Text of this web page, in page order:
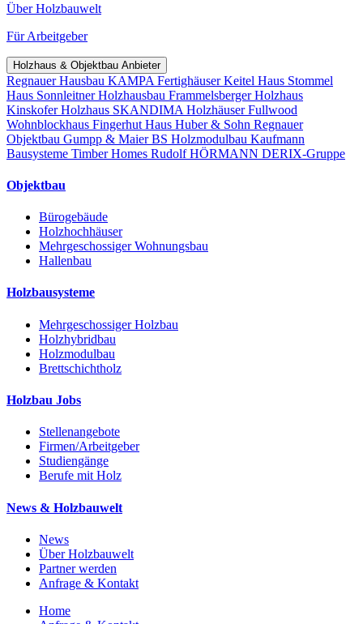
Über Holzbauwelt
Für Arbeitgeber
Holzhaus & Objektbau Anbieter
Regnauer Hausbau KAMPA FertighäuserKeitel Haus Stommel
Haus Sonnleitner Holzhausbau Frammelsberger Holzhaus
Kinskofer Holzhaus SKANDIMA HolzhäuserFullwood
Wohnblockhaus Fingerhut Haus Huber & Sohn Regnauer
Objektbau Gumpp & MaierBS Holzmodulbau Kaufmann
Bausysteme Timber Homes Rudolf HÖRMANN DERIX-Gruppe
Objektbau
Bürogebäude
Holzhochhäuser
Mehrgeschossiger Wohnungsbau
Hallenbau
Holzbausysteme
Mehrgeschossiger Holzbau
Holzhybridbau
Holzmodulbau
Brettschichtholz
Holzbau Jobs
Stellenangebote
Firmen/Arbeitgeber
Studiengänge
Berufe mit Holz
News & Holzbauwelt
News
Über Holzbauwelt
Partner werden
Anfrage & Kontakt
Home